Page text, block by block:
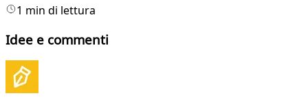
1 min di lettura
Idee e commenti